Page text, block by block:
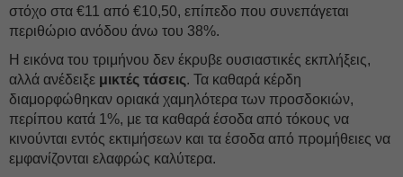
στόχο στα €11 από €10,50, επίπεδο που συνεπάγεται
περιθώριο ανόδου άνω του 38%.
Η εικόνα του τριμήνου δεν έκρυβε ουσιαστικές εκπλήξεις,
αλλά ανέδειξε μικτές τάσεις. Τα καθαρά κέρδη
διαμορφώθηκαν οριακά χαμηλότερα των προσδοκιών,
περίπου κατά 1%, με τα καθαρά έσοδα από τόκους να
κινούνται εντός εκτιμήσεων και τα έσοδα από προμήθειες να
εμφανίζονται ελαφρώς καλύτερα.